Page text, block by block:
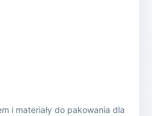
i materiały do pakowania dla